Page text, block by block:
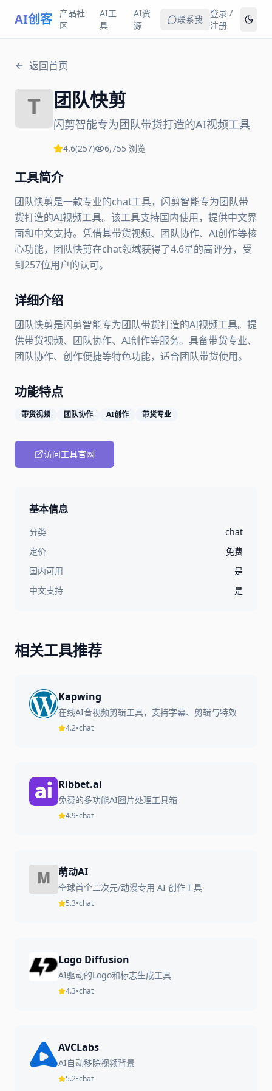
AI创客
产品社
区
AI工
具
AI资
源
联系我
登录 /
注册
返回首页
团队快剪
闪剪智能专为团队带货打造的AI视频工具
4.6(257) 6,755 浏览
工具简介
团队快剪是一款专业的chat工具，闪剪智能专为团队带
货打造的AI视频工具。该工具支持国内使用，提供中文界
面和中文支持。凭借其带货视频、团队协作、AI创作等核
心功能，团队快剪在chat领域获得了4.6星的高评分，受
到257位用户的认可。
详细介绍
团队快剪是闪剪智能专为团队带货打造的AI视频工具。提
供带货视频、团队协作、AI创作等服务。具备带货专业、
团队协作、创作便捷等特色功能，适合团队带货使用。
功能特点
带货视频 团队协作 AI创作 带货专业
访问工具官网
基本信息
分类
chat
定价
免费
国内可用
是
中文支持
是
相关工具推荐
Kapwing
在线AI音视频剪辑工具，支持字幕、剪辑与特效
4.2•chat
Ribbet.ai
免费的多功能AI图片处理工具箱
4.9•chat
萌动AI
全球首个二次元/动漫专用 AI 创作工具
5.3•chat
Logo Diffusion
AI驱动的Logo和标志生成工具
4.3•chat
AVCLabs
AI自动移除视频背景
5.2•chat